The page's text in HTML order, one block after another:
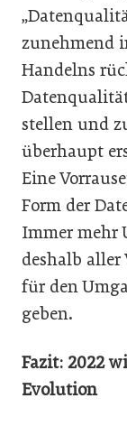
zunehmend
Handelns
stellen und
überhaupt
Eine
Form der
Immer mehr
deshalb aller
für den
geben.
Fazit: 2022
Evolution